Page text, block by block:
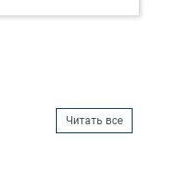
Читать все